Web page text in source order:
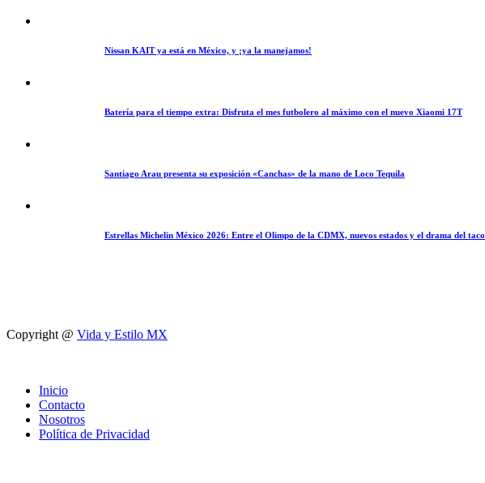
Nissan KAIT ya está en México, y ¡ya la manejamos!
Batería para el tiempo extra: Disfruta el mes futbolero al máximo con el nuevo Xiaomi 17T
Santiago Arau presenta su exposición «Canchas» de la mano de Loco Tequila
Estrellas Michelin México 2026: Entre el Olimpo de la CDMX, nuevos estados y el drama del taco
Copyright @ Vida y Estilo MX
Inicio
Contacto
Nosotros
Política de Privacidad